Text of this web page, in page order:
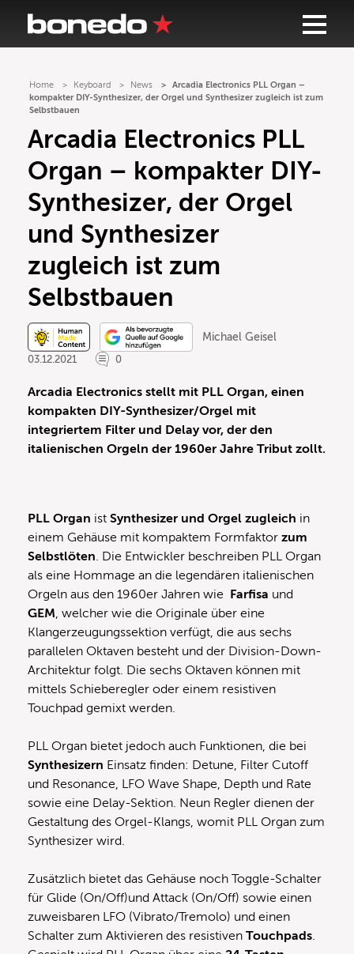
Home Keyboard News
Arcadia Electronics PLL Organ –
kompakter DIY-Synthesizer, der Orgel und Synthesizer zugleich ist zum
Selbstbauen
Arcadia Electronics PLL
Organ – kompakter DIY-
Synthesizer, der Orgel
und Synthesizer
zugleich ist zum
Selbstbauen
Michael Geisel
03.12.2021
0
Arcadia Electronics stellt mit PLL Organ, einen
kompakten DIY-Synthesizer/Orgel mit
integriertem Filter und Delay vor, der den
italienischen Orgeln der 1960er Jahre Tribut zollt.
PLL Organ ist Synthesizer und Orgel zugleich in
einem Gehäuse mit kompaktem Formfaktor zum
Selbstlöten. Die Entwickler beschreiben PLL Organ
als eine Hommage an die legendären italienischen
Orgeln aus den 1960er Jahren wie Farfisa und
GEM, welcher wie die Originale über eine
Klangerzeugungssektion verfügt, die aus sechs
parallelen Oktaven besteht und der Division-Down-
Architektur folgt. Die sechs Oktaven können mit
mittels Schieberegler oder einem resistiven
Touchpad gemixt werden.
PLL Organ bietet jedoch auch Funktionen, die bei
Synthesizern Einsatz finden: Detune, Filter Cutoff
und Resonance, LFO Wave Shape, Depth und Rate
sowie eine Delay-Sektion. Neun Regler dienen der
Gestaltung des Orgel-Klangs, womit PLL Organ zum
Synthesizer wird.
Zusätzlich bietet das Gehäuse noch Toggle-Schalter
für Glide (On/Off)und Attack (On/Off) sowie einen
zuweisbaren LFO (Vibrato/Tremolo) und einen
Schalter zum Aktivieren des resistiven Touchpads.